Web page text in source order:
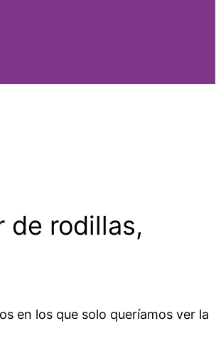
de rodillas,
en los que solo queríamos ver la